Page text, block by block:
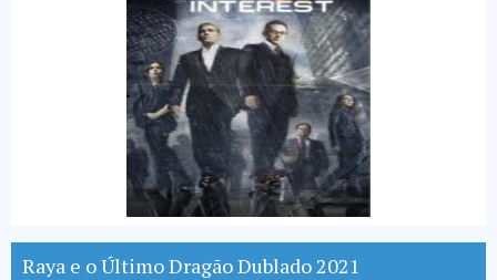
Raya e o Último Dragão Dublado 2021